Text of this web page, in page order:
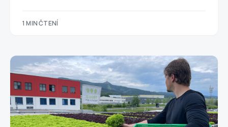
1 MIN ČTENÍ